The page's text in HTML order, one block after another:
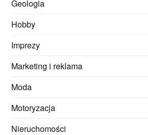
Geologia
Hobby
Imprezy
Marketing i reklama
Moda
Motoryzacja
Nieruchomości